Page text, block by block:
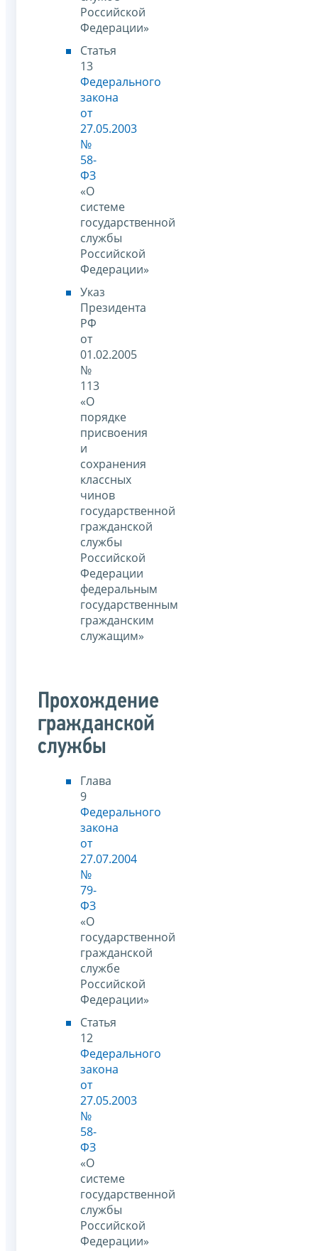
Российской
Федерации»
Статья
13
Федерального
закона
от
27.05.2003
№
58-
ФЗ
«О
системе
государственной
службы
Российской
Федерации»
Указ
Президента
РФ
от
01.02.2005
№
113
«О
порядке
присвоения
и
сохранения
классных
чинов
государственной
гражданской
службы
Российской
Федерации
федеральным
государственным
гражданским
служащим»
Прохождение
гражданской
службы
Глава
9
Федерального
закона
от
27.07.2004
№
79-
ФЗ
«О
государственной
гражданской
службе
Российской
Федерации»
Статья
12
Федерального
закона
от
27.05.2003
№
58-
ФЗ
«О
системе
государственной
службы
Российской
Федерации»